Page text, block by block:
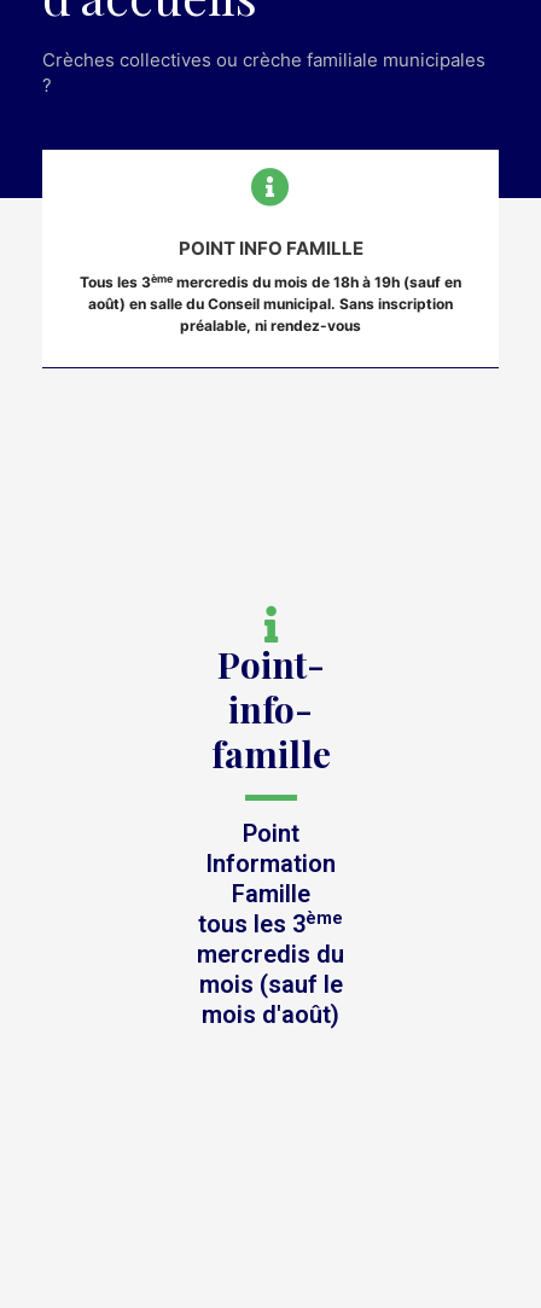
Crèches collectives ou crèche familiale municipales
?
POINT INFO FAMILLE
Tous les 3ème mercredis du mois de 18h à 19h (sauf en
août) en salle du Conseil municipal. Sans inscription
préalable, ni rendez-vous
Point-
info-
famille
Point
Information
Famille
tous les 3ème
mercredis du
mois (sauf le
mois d'août)